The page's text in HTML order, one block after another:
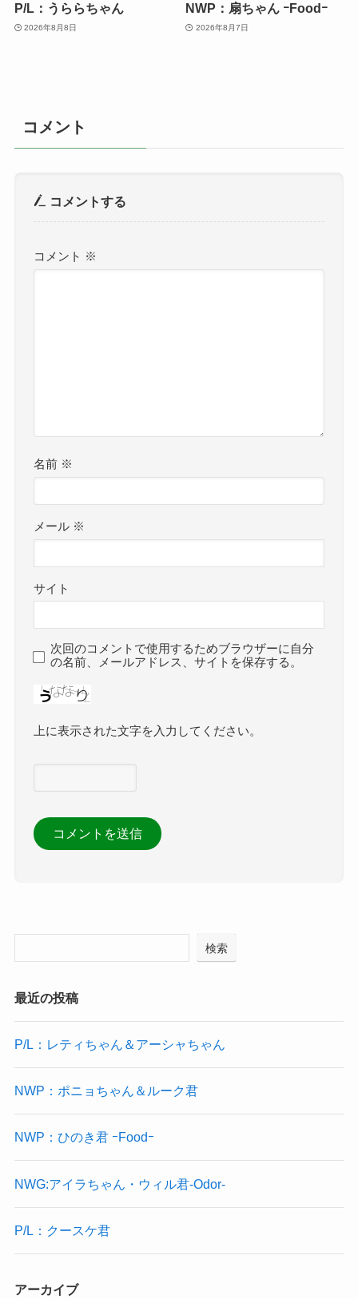
P/L：うららちゃん
2026年8月8日
NWP：扇ちゃん ｰFoodｰ
2026年8月7日
コメント
コメントする
コメント ※
名前 ※
メール ※
サイト
次回のコメントで使用するためブラウザーに自分
の名前、メールアドレス、サイトを保存する。
上に表示された文字を入力してください。
検索
最近の投稿
P/L：レティちゃん＆アーシャちゃん
NWP：ポニョちゃん＆ルーク君
NWP：ひのき君 ｰFoodｰ
NWG:アイラちゃん・ウィル君-Odor-
P/L：クースケ君
アーカイブ